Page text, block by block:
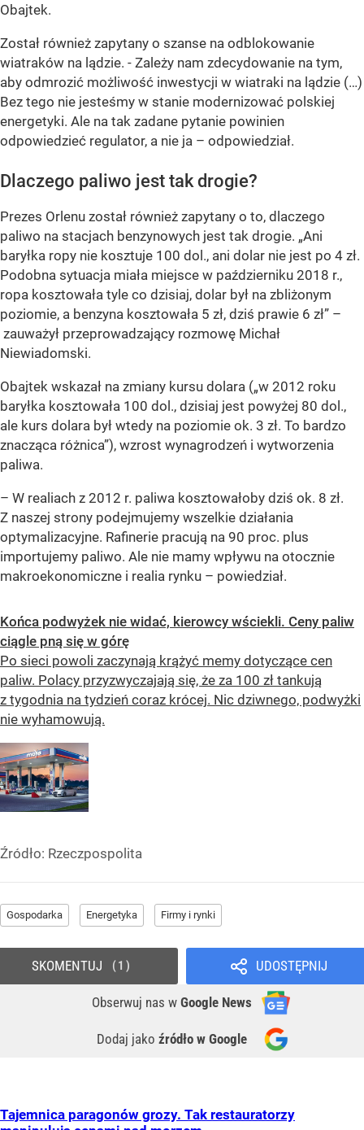
Obajtek.
Został również zapytany o szanse na odblokowanie
wiatraków na lądzie. - Zależy nam zdecydowanie na tym,
aby odmrozić możliwość inwestycji w wiatraki na lądzie (…)
Bez tego nie jesteśmy w stanie modernizować polskiej
energetyki. Ale na tak zadane pytanie powinien
odpowiedzieć regulator, a nie ja – odpowiedział.
Dlaczego paliwo jest tak drogie?
Prezes Orlenu został również zapytany o to, dlaczego
paliwo na stacjach benzynowych jest tak drogie. „Ani
baryłka ropy nie kosztuje 100 dol., ani dolar nie jest po 4 zł.
Podobna sytuacja miała miejsce w październiku 2018 r.,
ropa kosztowała tyle co dzisiaj, dolar był na zbliżonym
poziomie, a benzyna kosztowała 5 zł, dziś prawie 6 zł” –
zauważył przeprowadzający rozmowę Michał
Niewiadomski.
Obajtek wskazał na zmiany kursu dolara („w 2012 roku
baryłka kosztowała 100 dol., dzisiaj jest powyżej 80 dol.,
ale kurs dolara był wtedy na poziomie ok. 3 zł. To bardzo
znacząca różnica”), wzrost wynagrodzeń i wytworzenia
paliwa.
– W realiach z 2012 r. paliwa kosztowałoby dziś ok. 8 zł.
Z naszej strony podejmujemy wszelkie działania
optymalizacyjne. Rafinerie pracują na 90 proc. plus
importujemy paliwo. Ale nie mamy wpływu na otocznie
makroekonomiczne i realia rynku – powiedział.
Końca podwyżek nie widać, kierowcy wściekli. Ceny paliw
ciągle pną się w górę
Po sieci powoli zaczynają krążyć memy dotyczące cen
paliw. Polacy przyzwyczajają się, że za 100 zł tankują
z tygodnia na tydzień coraz krócej. Nic dziwnego, podwyżki
nie wyhamowują.
Źródło: Rzeczpospolita
Gospodarka Energetyka Firmy i rynki
UDOSTĘPNIJ
Obserwuj nas w Google News
Dodaj jako źródło w Google
SKOMENTUJ 1
Tajemnica paragonów grozy. Tak restauratorzy